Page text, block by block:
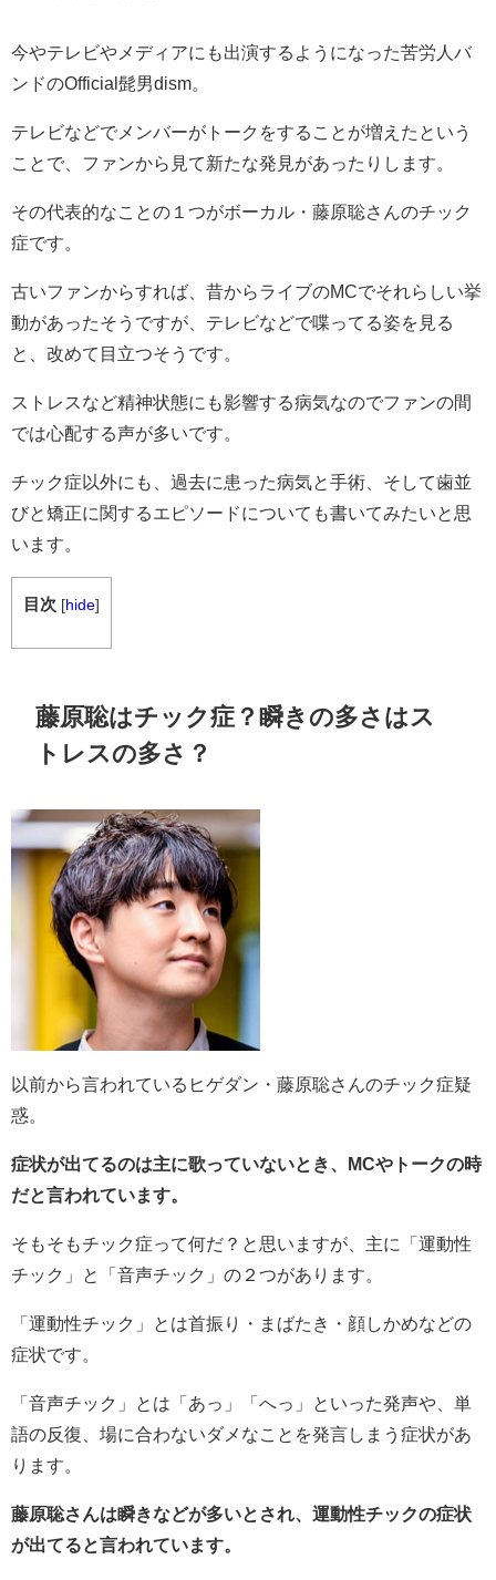
今やテレビやメディアにも出演するようになった苦労人バ
ンドのOfficial髭男dism。
テレビなどでメンバーがトークをすることが増えたという
ことで、ファンから見て新たな発見があったりします。
その代表的なことの１つがボーカル・藤原聡さんのチック
症です。
古いファンからすれば、昔からライブのMCでそれらしい挙
動があったそうですが、テレビなどで喋ってる姿を見る
と、改めて目立つそうです。
ストレスなど精神状態にも影響する病気なのでファンの間
では心配する声が多いです。
チック症以外にも、過去に患った病気と手術、そして歯並
びと矯正に関するエピソードについても書いてみたいと思
います。
目次 [hide]
藤原聡はチック症？瞬きの多さはス
トレスの多さ？
以前から言われているヒゲダン・藤原聡さんのチック症疑
惑。
症状が出てるのは主に歌っていないとき、MCやトークの時
だと言われています。
そもそもチック症って何だ？と思いますが、主に
「運動性
チック」と「音声チック」の２つがあります。
「運動性チック」とは首振り・まばたき・顔しかめなどの
症状です。
「音声チック」とは「あっ」「へっ」といった発声や、単
語の反復、場に合わないダメなことを発言しまう症状があ
ります。
藤原聡さんは瞬きなどが多いとされ、運動性チックの症状
が出てると言われています。